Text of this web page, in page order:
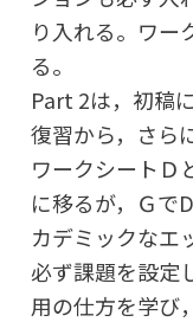
り入れる。ワー
Part 2は，初稿
復習から，さら
ワークシートＤ
に移るが，Ｇで
カデミックなエ
必ず課題を設定
用の仕方を学び